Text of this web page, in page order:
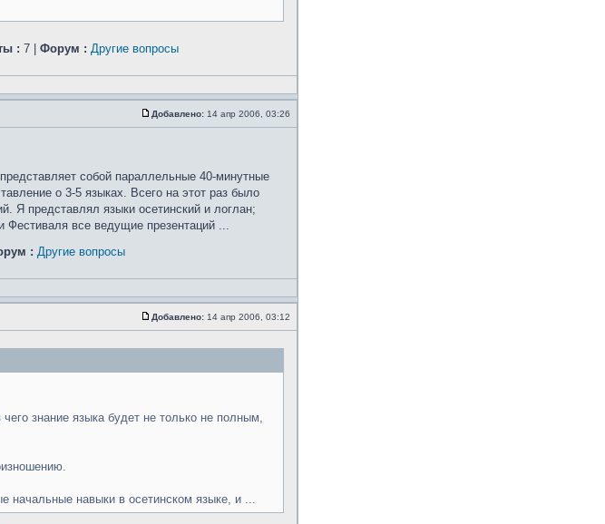
: 7 | Форум : Другие вопросы
Добавлено: 14 апр 2006, 03:26
собой параллельные 40-минутные
о 3-5 языках. Всего на этот раз было
Я представлял языки осетинский и логлан;
Фестиваля все ведущие презентаций ...
: Другие вопросы
Добавлено: 14 апр 2006, 03:12
знание языка будет не только не полным,
начальные навыки в осетинском языке, и ...